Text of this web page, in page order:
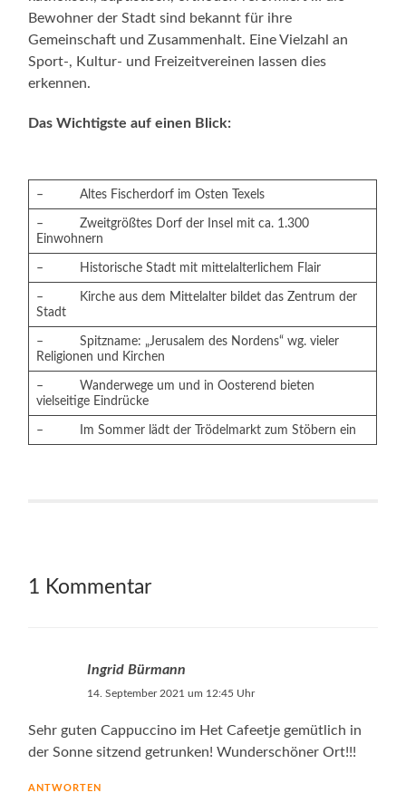
Bewohner der Stadt sind bekannt für ihre
Gemeinschaft und Zusammenhalt. Eine Vielzahl an
Sport-, Kultur- und Freizeitvereinen lassen dies
erkennen.
Das Wichtigste auf einen Blick:
– Altes Fischerdorf im Osten Texels
– Zweitgrößtes Dorf der Insel mit ca. 1.300
Einwohnern
– Historische Stadt mit mittelalterlichem Flair
– Kirche aus dem Mittelalter bildet das Zentrum der
Stadt
– Spitzname: „Jerusalem des Nordens“ wg. vieler
Religionen und Kirchen
– Wanderwege um und in Oosterend bieten
vielseitige Eindrücke
– Im Sommer lädt der Trödelmarkt zum Stöbern ein
1 Kommentar
Ingrid Bürmann
14. September 2021 um 12:45 Uhr
Sehr guten Cappuccino im Het Cafeetje gemütlich in
der Sonne sitzend getrunken! Wunderschöner Ort!!!
ANTWORTEN